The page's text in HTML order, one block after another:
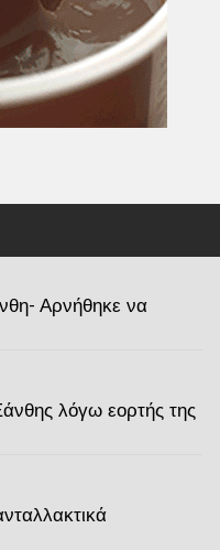
Αρνήθηκε να
λόγω εορτής της